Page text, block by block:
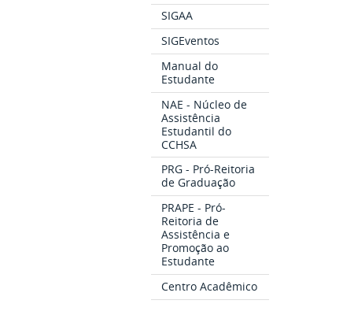
SIGAA
SIGEventos
Manual do
Estudante
NAE - Núcleo de
Assistência
Estudantil do
CCHSA
PRG - Pró-Reitoria
de Graduação
PRAPE - Pró-
Reitoria de
Assistência e
Promoção ao
Estudante
Centro Acadêmico